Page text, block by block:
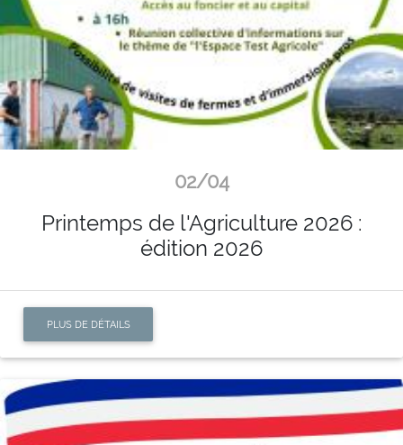
02/04
Printemps de l'Agriculture 2026 :
édition 2026
PLUS DE DÉTAILS